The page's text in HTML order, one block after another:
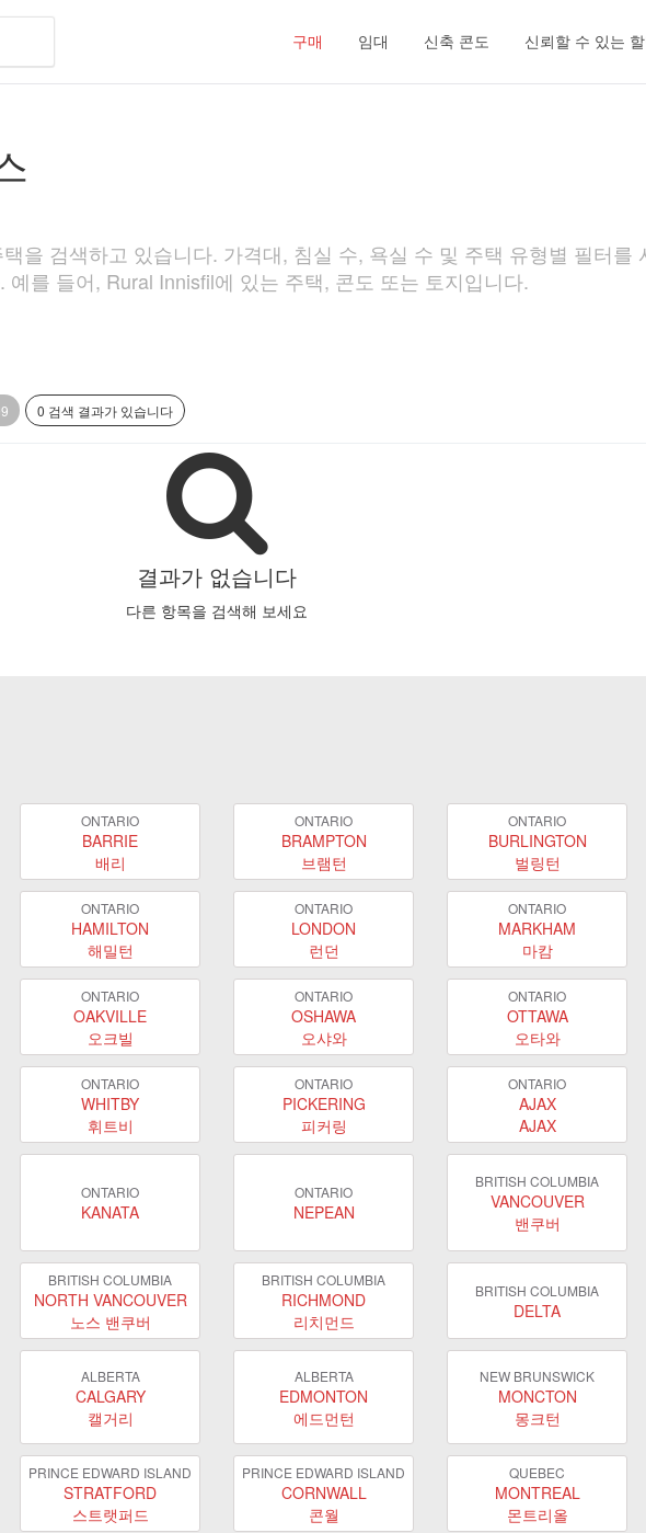
구매 임대 신축 콘도 신뢰할 수 있는
을 검색하고 있습니다. 가격대, 침실 수, 욕실 수 및 주택 유형별 필터를
를 들어, Rural Innisfil에 있는 주택, 콘도 또는 토지입니다.
0 검색 결과가 있습니다
결과가 없습니다
다른 항목을 검색해 보세요
ONTARIO
BARRIE
배리
ONTARIO
BRAMPTON
브램턴
ONTARIO
BURLINGTON
벌링턴
ONTARIO
HAMILTON
해밀턴
ONTARIO
LONDON
런던
ONTARIO
MARKHAM
마캄
ONTARIO
OAKVILLE
오크빌
ONTARIO
OSHAWA
오샤와
ONTARIO
OTTAWA
오타와
ONTARIO
WHITBY
휘트비
ONTARIO
PICKERING
피커링
ONTARIO
AJAX
AJAX
ONTARIO
KANATA
ONTARIO
NEPEAN
BRITISH COLUMBIA
VANCOUVER
밴쿠버
BRITISH COLUMBIA
NORTH VANCOUVER
노스 밴쿠버
BRITISH COLUMBIA
RICHMOND
리치먼드
BRITISH COLUMBIA
DELTA
ALBERTA
CALGARY
캘거리
ALBERTA
EDMONTON
에드먼턴
NEW BRUNSWICK
MONCTON
몽크턴
PRINCE EDWARD ISLAND
STRATFORD
스트랫퍼드
PRINCE EDWARD ISLAND
CORNWALL
콘월
QUEBEC
MONTREAL
몬트리올